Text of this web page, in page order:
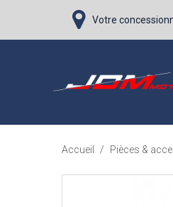
Votre
Accueil / Pièces &